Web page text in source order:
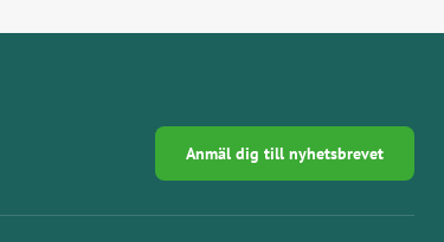
Anmäl dig till nyhetsbrevet